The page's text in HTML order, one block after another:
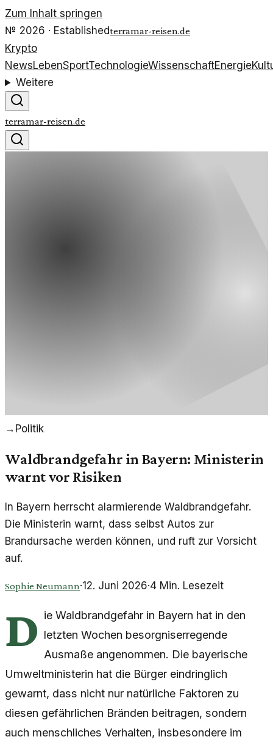
Zum Inhalt springen
№ 2026 · Establishedterramar-reisen.de
Krypto
NewsLebenSportTechnologieWissenschaftEnergie
Weitere
terramar-reisen.de
→ Politik
Waldbrandgefahr in Bayern: Ministerin
warnt vor Risiken
In Bayern herrscht alarmierende Waldbrandgefahr.
Die Ministerin warnt, dass selbst Autos zur
Brandursache werden können, und ruft zur Vorsicht
auf.
Sophie Neumann·12. Juni 2026·4 Min. Lesezeit
D ie Waldbrandgefahr in Bayern hat in den
letzten Wochen besorgniserregende
Ausmaße angenommen. Die bayerische
Umweltministerin hat die Bürger eindringlich
gewarnt, dass nicht nur natürliche Faktoren zu
diesen gefährlichen Bränden beitragen, sondern
auch menschliches Verhalten, insbesondere im